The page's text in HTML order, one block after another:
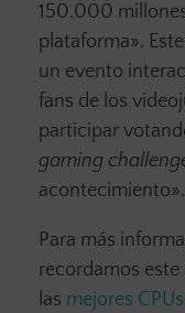
150.000
plataforma».
un evento
fans de los
participar
gaming
acontecimiento».
Para más
recordamos
las mejores